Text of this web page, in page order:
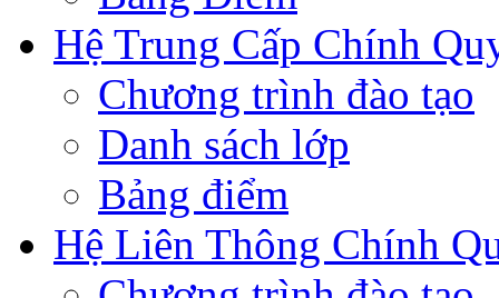
Hệ Trung Cấp Chính
Chương trình đào tạo
Danh sách lớp
Bảng điểm
Hệ Liên Thông Chính